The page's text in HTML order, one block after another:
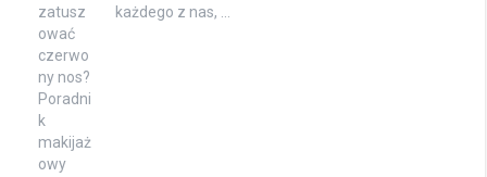
każdego z nas, …